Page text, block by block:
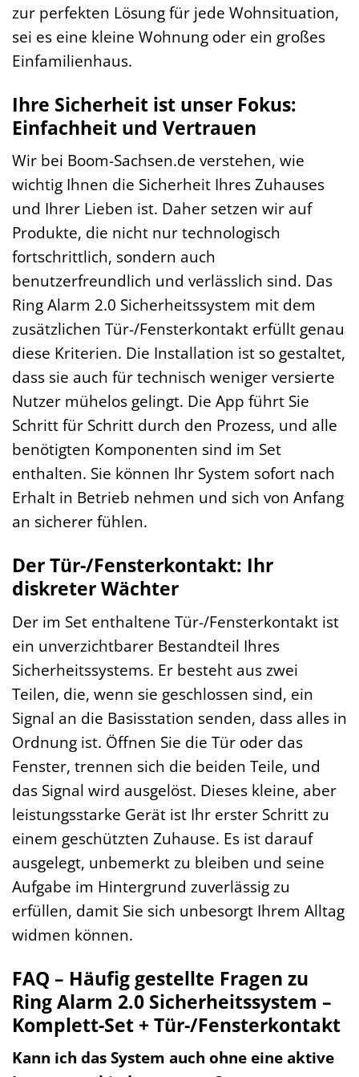
zur perfekten Lösung für jede Wohnsituation,
sei es eine kleine Wohnung oder ein großes
Einfamilienhaus.
Ihre Sicherheit ist unser Fokus:
Einfachheit und Vertrauen
Wir bei Boom-Sachsen.de verstehen, wie
wichtig Ihnen die Sicherheit Ihres Zuhauses
und Ihrer Lieben ist. Daher setzen wir auf
Produkte, die nicht nur technologisch
fortschrittlich, sondern auch
benutzerfreundlich und verlässlich sind. Das
Ring Alarm 2.0 Sicherheitssystem mit dem
zusätzlichen Tür-/Fensterkontakt erfüllt genau
diese Kriterien. Die Installation ist so gestaltet,
dass sie auch für technisch weniger versierte
Nutzer mühelos gelingt. Die App führt Sie
Schritt für Schritt durch den Prozess, und alle
benötigten Komponenten sind im Set
enthalten. Sie können Ihr System sofort nach
Erhalt in Betrieb nehmen und sich von Anfang
an sicherer fühlen.
Der Tür-/Fensterkontakt: Ihr
diskreter Wächter
Der im Set enthaltene Tür-/Fensterkontakt ist
ein unverzichtbarer Bestandteil Ihres
Sicherheitssystems. Er besteht aus zwei
Teilen, die, wenn sie geschlossen sind, ein
Signal an die Basisstation senden, dass alles in
Ordnung ist. Öffnen Sie die Tür oder das
Fenster, trennen sich die beiden Teile, und
das Signal wird ausgelöst. Dieses kleine, aber
leistungsstarke Gerät ist Ihr erster Schritt zu
einem geschützten Zuhause. Es ist darauf
ausgelegt, unbemerkt zu bleiben und seine
Aufgabe im Hintergrund zuverlässig zu
erfüllen, damit Sie sich unbesorgt Ihrem Alltag
widmen können.
FAQ – Häufig gestellte Fragen zu
Ring Alarm 2.0 Sicherheitssystem –
Komplett-Set + Tür-/Fensterkontakt
Kann ich das System auch ohne eine aktive